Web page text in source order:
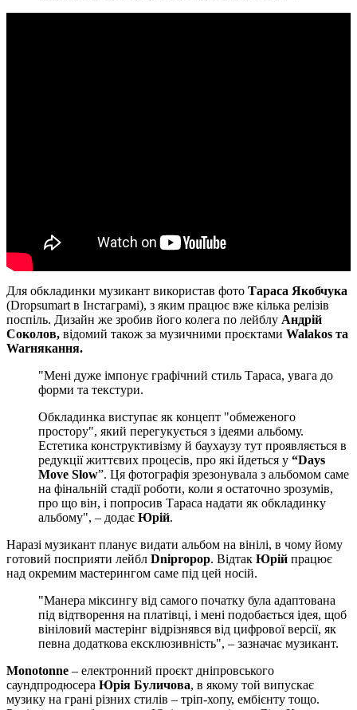
Для обкладинки музикант використав фото Тараса Якобчука
(Dropsumart в Інстаграмі), з яким працює вже кілька релізів
поспіль. Дизайн же зробив його колега по лейблу Андрій
Соколов, відомий також за музичними проєктами Walakos та
Warнякання.
"Мені дуже імпонує графічний стиль Тараса, увага до
форми та текстури.
Обкладинка виступає як концепт "обмеженого
простору", який перегукується з ідеями альбому.
Естетика конструктивізму й баухаузу тут проявляється в
редукції життєвих процесів, про які йдеться у “Days
Move Slow”. Ця фотографія зрезонувала з альбомом саме
на фінальній стадії роботи, коли я остаточно зрозумів,
про що він, і попросив Тараса надати як обкладинку
альбому", – додає Юрій.
Наразі музикант планує видати альбом на вінілі, в чому йому
готовий посприяти лейбл Dnipropop. Відтак Юрій працює
над окремим мастерингом саме під цей носій.
"Манера міксингу від самого початку була адаптована
під відтворення на платівці, і мені подобається ідея, щоб
вініловий мастерінг відрізнявся від цифрової версії, як
певна додаткова ексклюзивність", – зазначає музикант.
Monotonne – електронний проєкт дніпровського
саундпродюсера Юрія Буличова, в якому той випускає
музику на грані різних стилів – тріп-хопу, ембієнту тощо.